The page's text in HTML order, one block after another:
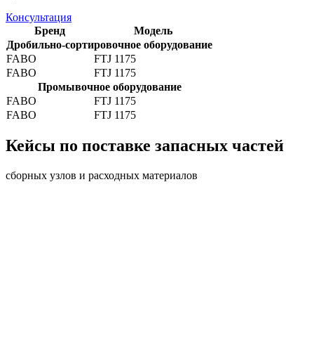
Консультация
Бренд
Модель
Дробильно-сортировочное оборудование
FABO
FTJ 1175
FABO
FTJ 1175
Промывочное оборудование
FABO
FTJ 1175
FABO
FTJ 1175
Кейсы по поставке запасных частей
сборных узлов и расходных материалов